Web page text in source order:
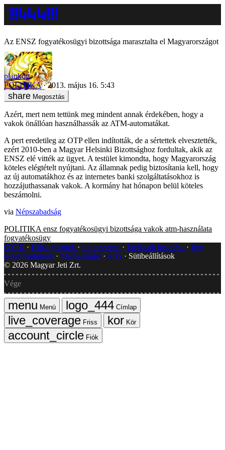
Az ENSZ fogyatékosügyi bizottsága marasztalta el Magyarországot
plankog
POLITIKA
2013. május 16. 5:43
Megosztás
Azért, mert nem tettünk meg mindent annak érdekében, hogy a
vakok önállóan használhassák az ATM-automatákat.
A pert eredetileg az OTP ellen indították, de a sértettek elvesztették,
ezért 2010-ben a Magyar Helsinki Bizottsághoz fordultak, akik az
ENSZ elé vitték az ügyet. A testület kimondta, hogy Magyarország
köteles elégtételt nyújtani. Az államnak pedig biztosítania kell, hogy
az új automatákhoz és az internetes banki szolgáltatásokhoz is
hozzájuthassanak vakok. A kormány hat hónapon belül köteles
beszámolni.
via Népszabadság
POLITIKA ensz fogyatékosügyi bizottsága vakok atm-használata
fogyatékosügy
GYIK
Hibát jelentek Impresszum Javítások kezelése
Jogi
dokumentumok
Médiaajánlat RSS
Sütibeállítások
© 2026 Magyar Jeti Zrt.
Vége
Menü
Címlap
Friss
Kör
Fiók